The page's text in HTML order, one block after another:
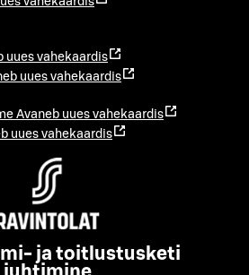
uues vahekaardis
uues vahekaardis
Avaneb uues vahekaardis
uues vahekaardis
ja toitlustusketi